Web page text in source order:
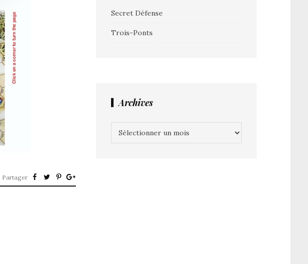
Partager
Secret Défense
Trois-Ponts
Archives